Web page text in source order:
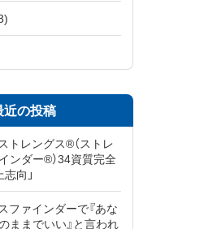
近の投稿
トレングス®（ストレ
ンダー®）34資質完全
向」
ファインダーで『あな
ままでいい』と言われ